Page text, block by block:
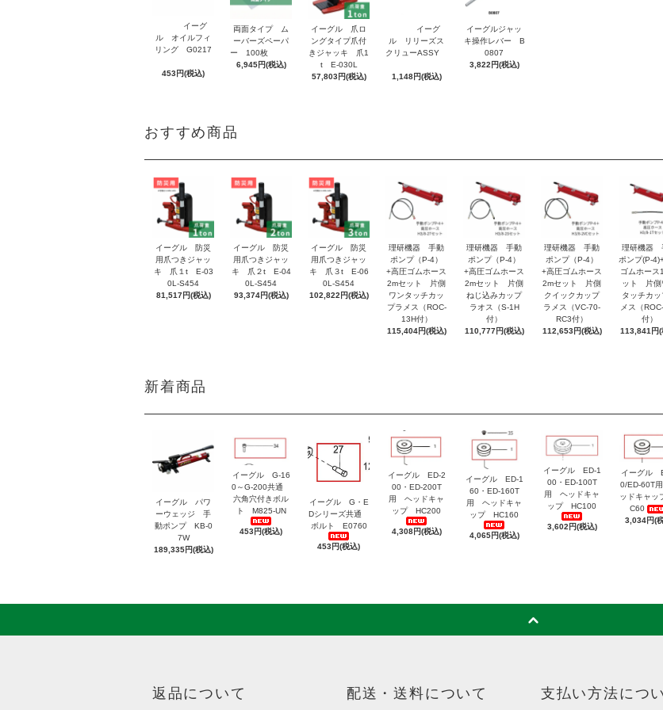
イーグ
ル オイルフィ
リング G0217
453円(税込)
両面タイプ ム
ーバーズペーパ
ー 100枚
6,945円(税込)
イーグル 爪ロ
ングタイプ爪付
きジャッキ 爪1
t E-030L
57,803円(税込)
イーグ
ル リリーズス
クリューASSY
1,148円(税込)
イーグルジャッ
キ操作レバー B
0807
3,822円(税込)
おすすめ商品
イーグル 防災
用爪つきジャッ
キ 爪１t E-03
0L-S454
81,517円(税込)
イーグル 防災
用爪つきジャッ
キ 爪２t E-04
0L-S454
93,374円(税込)
イーグル 防災
用爪つきジャッ
キ 爪３t E-06
0L-S454
102,822円(税込)
理研機器 手動
ポンプ（P-4）
+高圧ゴムホース
2mセット 片側
ワンタッチカッ
プラメス（ROC-
13H付）
115,404円(税込)
理研機器 手動
ポンプ（P-4）
+高圧ゴムホース
2mセット 片側
ねじ込みカップ
ラオス（S-1H
付）
110,777円(税込)
理研機器 手動
ポンプ（P-4）
+高圧ゴムホース
2mセット 片側
クイックカップ
ラメス（VC-70-
RC3付）
112,653円(税込)
理研機器
ポンプ(P-
ゴムホース
ット 片側
タッチカッ
メス（
付）
113,841円(
新着商品
イーグル パワ
ーウェッジ 手
動ポンプ KB-0
7W
189,335円(税込)
イーグル G-16
0～G-200共通
六角穴付きボル
ト M825-UN
453円(税込)
イーグル G・E
Dシリーズ共通
ボルト E0760
453円(税込)
イーグル ED-2
00・ED-200T
用 ヘッドキャ
ップ HC200
4,308円(税込)
イーグル ED-1
60・ED-160T
用 ヘッドキャ
ップ HC160
4,065円(税込)
イーグル ED-1
00・ED-100T
用 ヘッドキャ
ップ HC100
3,602円(税込)
イーグル
0/ED-60T
ッドキャ
C60
3,034円(
返品について 配送・送料について 支払い方法につ